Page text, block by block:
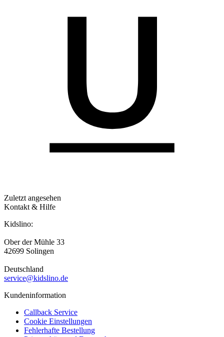
Zuletzt angesehen
Kontakt & Hilfe
Kidslino:
Ober der Mühle 33
42699 Solingen
Deutschland
service@kidslino.de
Kundeninformation
Callback Service
Cookie Einstellungen
Fehlerhafte Bestellung